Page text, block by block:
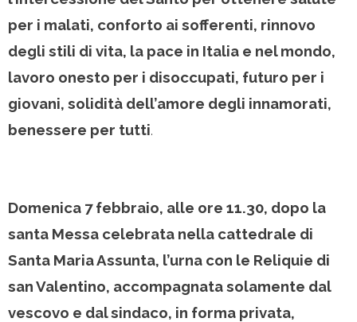
per i malati, conforto ai sofferenti, rinnovo
degli stili di vita, la pace in Italia e nel mondo,
lavoro onesto per i disoccupati, futuro per i
giovani, solidità dell’amore degli innamorati,
benessere per tutti.
Domenica 7 febbraio, alle ore 11.30, dopo la
santa Messa celebrata nella cattedrale di
Santa Maria Assunta, l’urna con le Reliquie di
san Valentino, accompagnata solamente dal
vescovo e dal sindaco, in forma privata,